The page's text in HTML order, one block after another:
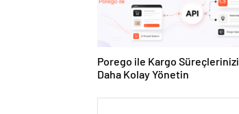
Porego ile Kargo Süreçlerinizi
Daha Kolay Yönetin